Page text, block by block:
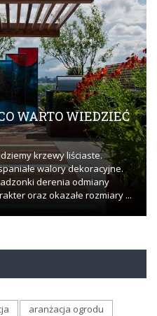
WARTO WIEDZIEĆ
krzewy liściaste.
walory dekoracyjne.
derenia odmiany
oraz okazałe rozmiary ...
aranżacja ogrodu